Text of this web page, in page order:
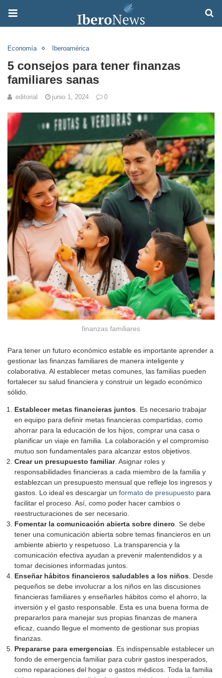
Economía Iberoamérica
5 consejos para tener finanzas
familiares sanas
editorial junio 1, 2024 0
finanzas familiares
Para tener un futuro económico estable es importante aprender a
gestionar las finanzas familiares de manera inteligente y
colaborativa. Al establecer metas comunes, las familias pueden
fortalecer su salud financiera y construir un legado económico
sólido.
Establecer metas financieras juntos . Es necesario trabajar
en equipo para definir metas financieras compartidas, como
ahorrar para la educación de los hijos, comprar una casa o
planificar un viaje en familia. La colaboración y el compromiso
mutuo son fundamentales para alcanzar estos objetivos.
Crear un presupuesto familiar. Asignar roles y
responsabilidades financieras a cada miembro de la familia y
establezcan un presupuesto mensual que refleje los ingresos y
gastos. Lo ideal es descargar un formato de presupuesto para
facilitar el proceso. Así, como poder hacer cambios o
reestructuraciones de ser necesario.
Fomentar la comunicación abierta sobre dinero . Se debe
tener una comunicación abierta sobre temas financieros en un
ambiente abierto y respetuoso. La transparencia y la
comunicación efectiva ayudan a prevenir malentendidos y a
tomar decisiones informadas juntos.
Enseñar hábitos financieros saludables a los niños . Desde
pequeños se debe involucrar a los niños en las discusiones
financieras familiares y enseñarles hábitos como el ahorro, la
inversión y el gasto responsable. Esta es una buena forma de
prepararlos para manejar sus propias finanzas de manera
eficaz, cuando llegue el momento de gestionar sus propias
finanzas.
Prepararse para emergencias . Es indispensable establecer un
fondo de emergencia familiar para cubrir gastos inesperados,
como reparaciones del hogar o gastos médicos. Toda la familia